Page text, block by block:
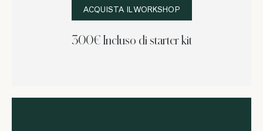
ACQUISTA IL WORKSHOP
300€ Incluso di starter kit